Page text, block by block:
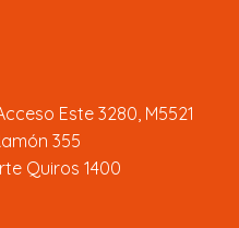
Este 3280, M5521
355
Quiros 1400